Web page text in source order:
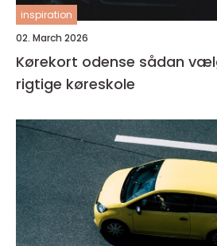
inspiration
02. March 2026
Kørekort odense sådan vælger du den
rigtige køreskole